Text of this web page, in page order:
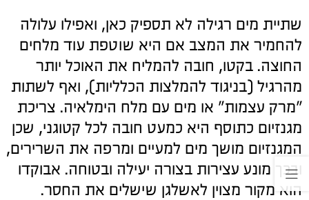
שתיית מים רגילה לא תספיק כאן, ואפילו עלולה
להחמיר את המצב אם היא שוטפת עוד מלחים
החוצה. בקטו, חובה להמליח את האוכל יותר
מהרגיל (בניגוד להמלצות הכלליות), ואף לשתות
"מרק עצמות" או מים עם מלח הימלאיה. צריכת
מגנזיום כתוסף היא כמעט חובה לכל קטוגני, שכן
המגנזיום מושך מים למעיים ומרפה את השרירים,
ובכך מונע עצירות בצורה יעילה ובטוחה. אבוקדו
הוא מקור מצוין לאשלגן שישלים את החסר.